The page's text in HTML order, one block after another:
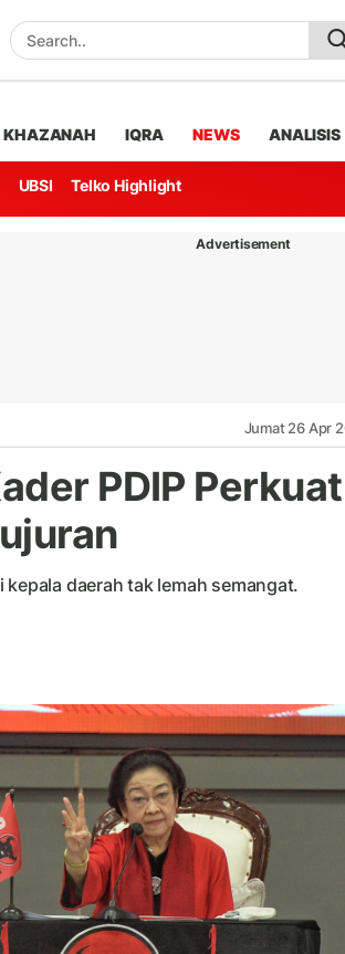
KHAZANAH IQRA NEWS ANALISIS
UBSI Telko Highlight
Advertisement
Jumat 26 Apr
PDIP Perkuat
daerah tak lemah semangat.